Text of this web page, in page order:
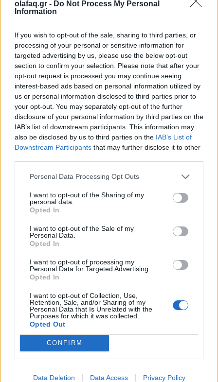
olafaq.gr - Do Not Process My Personal
Information
If you wish to opt-out of the sale, sharing to third parties, or
processing of your personal or sensitive information for
targeted advertising by us, please use the below opt-out
section to confirm your selection. Please note that after your
opt-out request is processed you may continue seeing
interest-based ads based on personal information utilized by
us or personal information disclosed to third parties prior to
your opt-out. You may separately opt-out of the further
disclosure of your personal information by third parties on the
IAB’s list of downstream participants. This information may
also be disclosed by us to third parties on the IAB’s List of
Downstream Participants that may further disclose it to other
Personal Data Processing Opt Outs
I want to opt-out of the Sharing of my
personal data.
Opted In
I want to opt-out of the Sale of my
Personal Data.
Opted In
I want to opt-out of processing my
Personal Data for Targeted Advertising.
Opted In
I want to opt-out of Collection, Use,
Retention, Sale, and/or Sharing of my
Personal Data that Is Unrelated with the
Purposes for which it was collected.
Opted Out
CONFIRM
Data Deletion Data Access Privacy Policy
Τέχνη
Το Disney δίνει teaser για το documentary
“Don’t Look Back in Anger” των Oasis
07.07.26
Το "Don’t Look Back in Anger" καταγράφει την επανένωση
των Oasis και την sold-out περιοδεία “Oasis Live
Philip Glass: Παγκόσμια γιορτή για τα 90ά
γενέθλιά του με πρεμιέρα της “Συμφωνίας
Νο. 15: Lincoln”
29.05.26
Ο Philip Glass θα γιορτάσει τα 90ά του γενέθλια στις 31
Ιανουαρίου 2027 με μια πολυετή, διεθνή σειρά εκδηλώσεων
που κορυφώνεται με την παγκόσμια πρεμιέρα της "Συμφωνίας
Νο. 15: Lincoln" και επετειακά